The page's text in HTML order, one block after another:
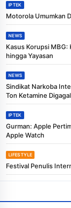
IPTEK
Motorola Umumkan
NEWS
Kasus Korupsi MBG:
hingga Yayasan
NEWS
Sindikat Narkoba
Ton Ketamine
IPTEK
Gurman: Apple
Apple Watch
LIFESTYLE
Festival Penulis